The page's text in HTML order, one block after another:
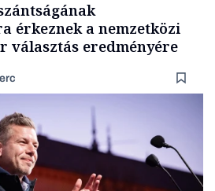
érkeznek a nemzetközi
választás eredményére